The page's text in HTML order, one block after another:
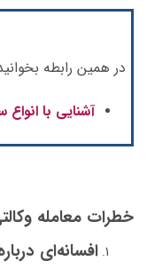
در همین رابطه
آشنایی با
خطرات معامله
افسانه‌ای